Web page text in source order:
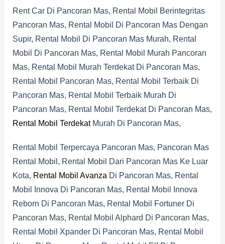
Rent Car Di Pancoran Mas, Rental Mobil Berintegritas
Pancoran Mas, Rental Mobil Di Pancoran Mas Dengan
Supir, Rental Mobil Di Pancoran Mas Murah, Rental
Mobil Di Pancoran Mas, Rental Mobil Murah Pancoran
Mas, Rental Mobil Murah Terdekat Di Pancoran Mas,
Rental Mobil Pancoran Mas, Rental Mobil Terbaik Di
Pancoran Mas, Rental Mobil Terbaik Murah Di
Pancoran Mas, Rental Mobil Terdekat Di Pancoran Mas,
Rental Mobil TerdekatMurah Di Pancoran Mas,
Rental Mobil Terpercaya Pancoran Mas, Pancoran Mas
Rental Mobil, Rental Mobil Dari Pancoran Mas Ke Luar
Kota, Rental Mobil Avanza Di Pancoran Mas, Rental
Mobil Innova Di Pancoran Mas, Rental Mobil Innova
Reborn Di Pancoran Mas, Rental Mobil Fortuner Di
Pancoran Mas, Rental Mobil Alphard Di Pancoran Mas,
Rental Mobil Xpander Di Pancoran Mas, Rental Mobil